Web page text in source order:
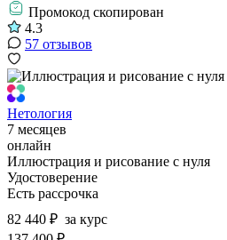
Промокод скопирован
4.3
57 отзывов
Нетология
7 месяцев
онлайн
Иллюстрация и рисование с нуля
Удостоверение
Есть рассрочка
82 440 ₽ за курс